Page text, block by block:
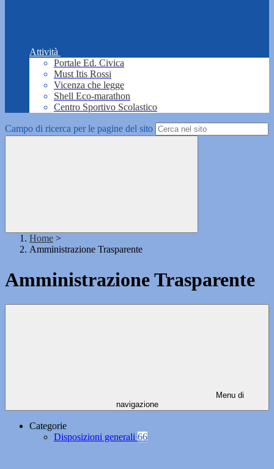
Attività
Portale Ed. Civica
Must Itis Rossi
Vicenza che legge
Shell Eco-marathon
Centro Sportivo Scolastico
Campo di ricerca per le pagine del sito
Home >
Amministrazione Trasparente
Amministrazione Trasparente
Menu di
navigazione
Categorie
Disposizioni generali 66